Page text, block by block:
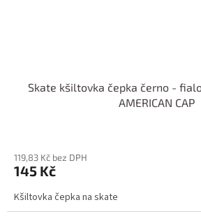
Skate kšiltovka čepka černo -
AMERICAN CAP
119,83 Kč bez DPH
145 Kč
Kšiltovka čepka na skate